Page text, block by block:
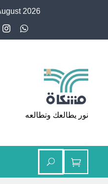
2026
مشكاة
نور يطالعك وتطالعه